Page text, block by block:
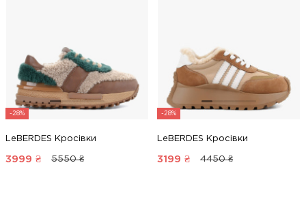
-28%
LeBERDES Кросівки
3999 ₴ 5550 ₴
-28%
LeBERDES Кросівки
3199 ₴ 4450 ₴